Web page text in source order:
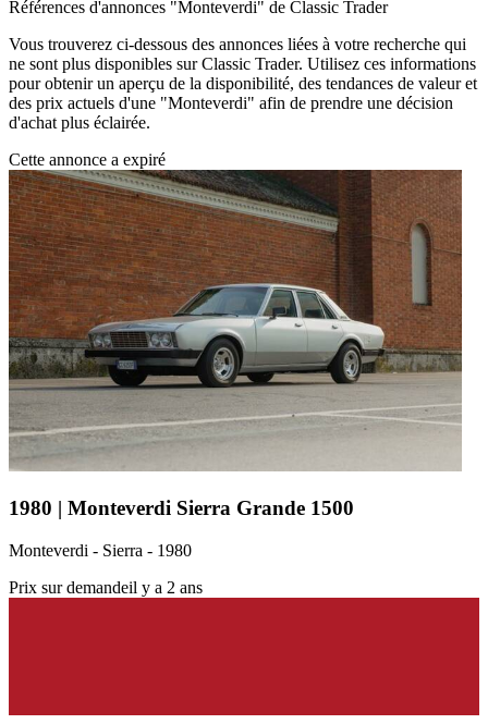
Références d'annonces "Monteverdi" de Classic Trader
Vous trouverez ci-dessous des annonces liées à votre recherche qui
ne sont plus disponibles sur Classic Trader. Utilisez ces informations
pour obtenir un aperçu de la disponibilité, des tendances de valeur et
des prix actuels d'une "Monteverdi" afin de prendre une décision
d'achat plus éclairée.
Cette annonce a expiré
1980 | Monteverdi Sierra Grande 1500
Monteverdi - Sierra - 1980
Prix sur demandeil y a 2 ans